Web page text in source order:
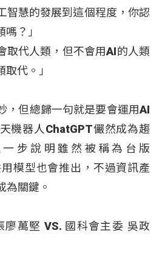
智慧的發展到這個程度，你認
？」
取代人類，但不會用AI的人類
代。」
，但總歸一句就是要會運用AI
機器人ChatGPT儼然成為趨
步說明雖然被稱為台版
模型也會推出，不過資訊產
為關鍵。
廖萬堅 VS. 國科會主委 吳政